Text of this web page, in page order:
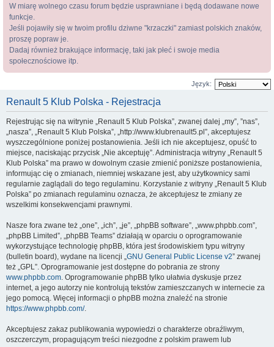
W miarę wolnego czasu forum będzie usprawniane i będą dodawane nowe
funkcje.
Jeśli pojawiły się w twoim profilu dziwne "krzaczki" zamiast polskich znaków,
proszę popraw je.
Dadaj również brakujące informację, taki jak płeć i swoje media
społecznościowe itp.
Język:
Renault 5 Klub Polska - Rejestracja
Rejestrując się na witrynie „Renault 5 Klub Polska”, zwanej dalej „my”, ”nas”,
„nasza”, „Renault 5 Klub Polska”, „http://www.klubrenault5.pl”, akceptujesz
wyszczególnione poniżej postanowienia. Jeśli ich nie akceptujesz, opuść to
miejsce, naciskając przycisk „Nie akceptuję”. Administracja witryny „Renault 5
Klub Polska” ma prawo w dowolnym czasie zmienić poniższe postanowienia,
informując cię o zmianach, niemniej wskazane jest, aby użytkownicy sami
regularnie zaglądali do tego regulaminu. Korzystanie z witryny „Renault 5 Klub
Polska” po zmianach regulaminu oznacza, że akceptujesz te zmiany ze
wszelkimi konsekwencjami prawnymi.
Nasze fora zwane też „one”, „ich”, „je”, „phpBB software”, „www.phpbb.com”,
„phpBB Limited”, „phpBB Teams” działają w oparciu o oprogramowanie
wykorzystujące technologię phpBB, która jest środowiskiem typu witryny
(bulletin board), wydane na licencji „GNU General Public License v2” zwanej
też „GPL”. Oprogramowanie jest dostępne do pobrania ze strony
www.phpbb.com. Oprogramowanie phpBB tylko ułatwia dyskusje przez
internet, a jego autorzy nie kontrolują tekstów zamieszczanych w internecie za
jego pomocą. Więcej informacji o phpBB można znaleźć na stronie
https://www.phpbb.com/.
Akceptujesz zakaz publikowania wypowiedzi o charakterze obraźliwym,
oszczerczym, propagującym treści niezgodne z polskim prawem lub